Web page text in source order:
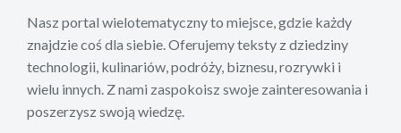
Nasz portal wielotematyczny to miejsce, gdzie każdy
znajdzie coś dla siebie. Oferujemy teksty z dziedziny
technologii, kulinariów, podróży, biznesu, rozrywki i
wielu innych. Z nami zaspokoisz swoje zainteresowania i
poszerzysz swoją wiedzę.